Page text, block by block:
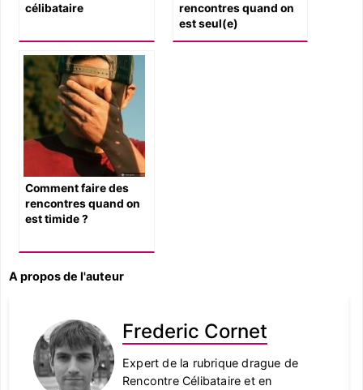
célibataire
rencontres quand on
est seul(e)
Comment faire des
rencontres quand on
est timide ?
A propos de l'auteur
Frederic Cornet
Expert de la rubrique drague de
Rencontre Célibataire et en